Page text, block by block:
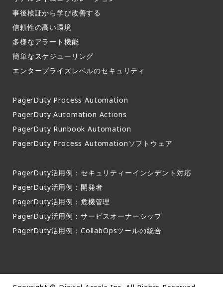
事後検証から学び改善する
信頼性の高い環境​
多様なアラート機能​
簡単なスケジューリング​
エンタープライズレベルのセキュリティ
PagerDuty Process Automation
PagerDuty Automation Actions
PagerDuty Runbook Automation
PagerDuty Process Automationソフトウェア
PagerDuty活用例：セキュリティーインシデント対応
PagerDuty活用例：開発者
PagerDuty活用例：危機管理
PagerDuty活用例：サービスオーナーシップ
PagerDuty活用例：CollabOpsツールの統合